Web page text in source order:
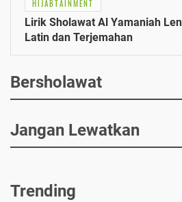
HIJABTAINMENT
Lirik Sholawat Al Yamaniah
Latin dan Terjemahan
Bersholawat
Jangan Lewatkan
Trending